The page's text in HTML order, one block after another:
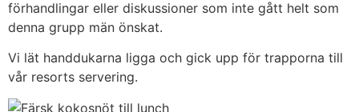
förhandlingar eller diskussioner som inte gått helt som
denna grupp män önskat.
Vi lät handdukarna ligga och gick upp för trapporna till
vår resorts servering.